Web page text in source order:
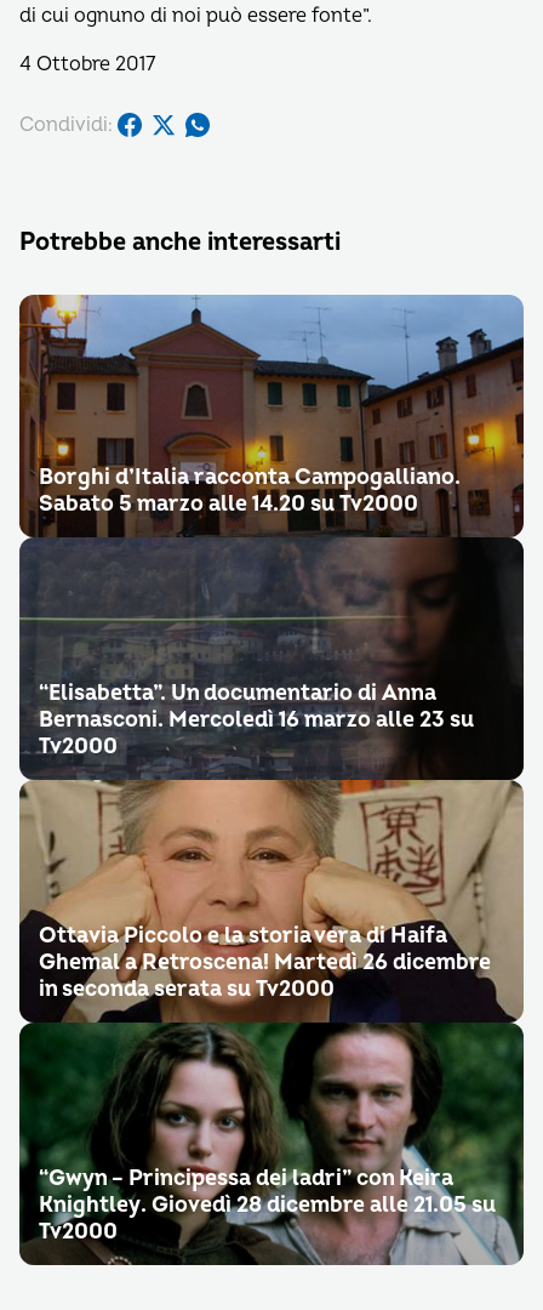
di cui ognuno di noi può essere fonte”.
4 Ottobre 2017
Condividi:
Potrebbe anche interessarti
Borghi d’Italia racconta Campogalliano.
Sabato 5 marzo alle 14.20 su Tv2000
“Elisabetta”. Un documentario di Anna
Bernasconi. Mercoledì 16 marzo alle 23 su
Tv2000
Ottavia Piccolo e la storia vera di Haifa
Ghemal a Retroscena! Martedì 26 dicembre
in seconda serata su Tv2000
“Gwyn – Principessa dei ladri” con Keira
Knightley. Giovedì 28 dicembre alle 21.05 su
Tv2000